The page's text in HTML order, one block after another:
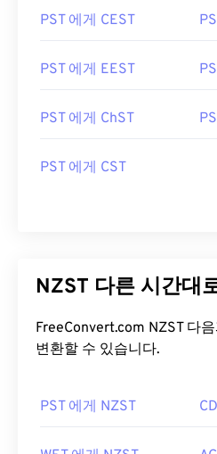
PST 에게 CEST
PST 에게 EEST
PST 에게 ChST
PST 에게 CST
NZST 다른 시간대
FreeConvert.com NZST 다
변환할 수 있습니다.
PST 에게 NZST